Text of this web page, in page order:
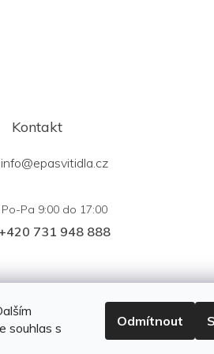
souhlas s
Odmítnout
Kontakt
info@epasvitidla.cz
731 948 888